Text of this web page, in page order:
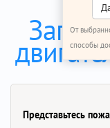
От
способы
Представьтесь